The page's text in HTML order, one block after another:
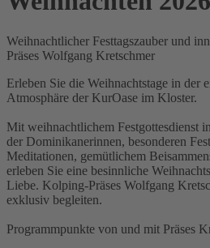
Weihnachtlicher Festtagszauber und
Präses Wolfgang Kretschmer
Erleben Sie die Weihnachtstage in der
Atmosphäre der KurOase im Kloster.
Mit weihnachtlichem Festgottesdienst
der Dominikanerinnen, besonderen
Meditationen, gemütlichem
erleben Sie eine besinnliche
Liebe. Kolping-Präses Wolfgang
exklusiv begleiten.
Programmpunkte von und mit Präses